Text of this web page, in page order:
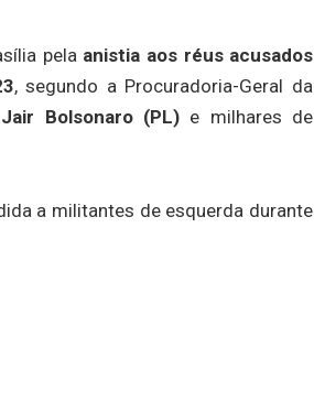
pela anistia aos réus acusados
, segundo a Procuradoria-Geral da
Jair Bolsonaro (PL) e milhares de
a militantes de esquerda durante